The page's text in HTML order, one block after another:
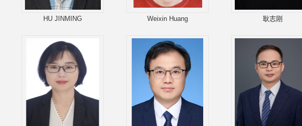
HU JINMING Weixin Huang 耿志刚